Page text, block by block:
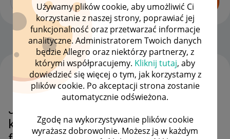
Używamy plików cookie, aby umożliwić Ci
korzystanie z naszej strony, poprawiać jej
funkcjonalność oraz przetwarzać informacje
analityczne. Administratorem Twoich danych
będzie Allegro oraz niektórzy partnerzy, z
którymi współpracujemy. Kliknij tutaj, aby
dowiedzieć się więcej o tym, jak korzystamy z
plików cookie. Po akceptacji strona zostanie
automatycznie odświeżona.
Zgodę na wykorzystywanie plików cookie
wyrażasz dobrowolnie. Możesz ją w każdym
Zaawansowani sprzedawcy OPCJE
Jak reklamować produkt, skoro
klient nie chce przesłać
WSZYSTKIE TEMATY